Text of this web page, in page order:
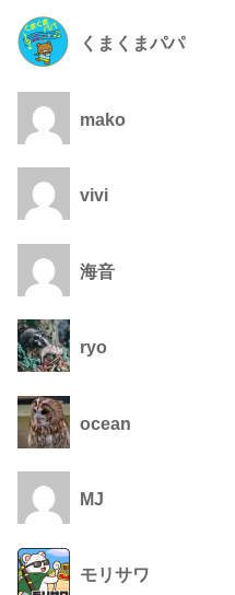
くまくまパパ
mako
vivi
海音
ryo
ocean
MJ
モリサワ